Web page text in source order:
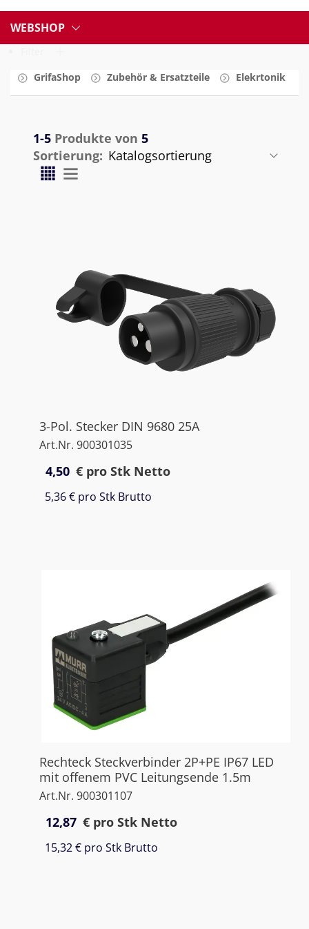
WEBSHOP
GrifaShop
Zubehör & Ersatzteile Elekrtonik
1-5 Produkte von 5
Sortierung:
3-Pol. Stecker DIN 9680 25A
Art.Nr. 900301035
4,50 € pro Stk Netto
5,36 € pro Stk Brutto
Rechteck Steckverbinder 2P+PE IP67 LED
mit offenem PVC Leitungsende 1.5m
Art.Nr. 900301107
12,87 € pro Stk Netto
15,32 € pro Stk Brutto